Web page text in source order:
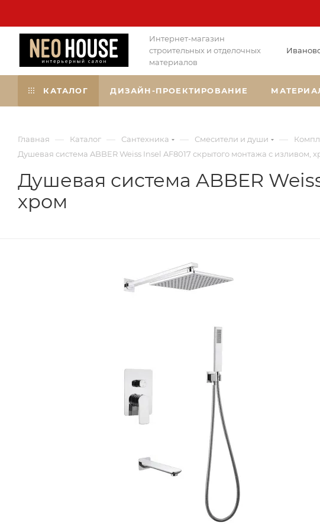
Интернет-магазин
строительных и отделочных
материалов
КАТАЛОГ ДИЗАЙН-ПРОЕКТИРОВАНИЕ
Главная — Каталог — Сантехника — Смесители и души —
Душевая система ABBER Weiss Insel AF8017 скрытого монтажа с изливом,
Душевая система ABBER
хром